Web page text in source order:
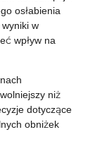
osłabienia
w
wpływ na
niż
dotyczące
obniżek